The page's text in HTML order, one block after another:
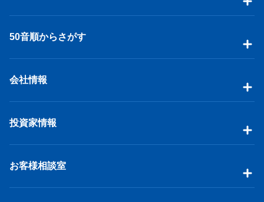
50音順からさがす
会社情報
投資家情報
お客様相談室